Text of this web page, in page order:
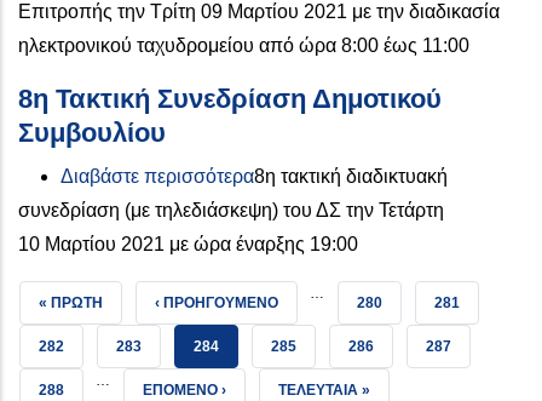
Επιτροπής την Τρίτη 09 Μαρτίου 2021 με την διαδικασία
ηλεκτρονικού ταχυδρομείου από ώρα 8:00 έως 11:00
8η Τακτική Συνεδρίαση Δημοτικού
Συμβουλίου
Διαβάστε περισσότεραγια το 8η Τακτική Συνεδρίαση
8η τακτική διαδικτυακή
συνεδρίαση (με τηλεδιάσκεψη) του ΔΣ την Τετάρτη
10 Μαρτίου 2021 με ώρα έναρξης 19:00
FIRST PAGE
« ΠΡΏΤΗ ΠΡΟΗΓΟΎΜΕΝΗ ΣΕΛΊΔΑ
‹ ΠΡΟΗΓΟΎΜΕΝΟ
… ΣΕΛΊΔΑ
280 ΣΕΛΊΔΑ
281
ΣΕΛΊΔΑ
282 ΣΕΛΊΔΑ
283 ΤΡΈΧΟΥΣΑ ΣΕΛΊΔΑ
284 ΣΕΛΊΔΑ
285 ΣΕΛΊΔΑ
286 ΣΕΛΊΔΑ
287
ΣΕΛΊΔΑ
288
… NEXT PAGE
ΕΠΌΜΕΝΟ › LAST PAGE
ΤΕΛΕΥΤΑΊΑ »